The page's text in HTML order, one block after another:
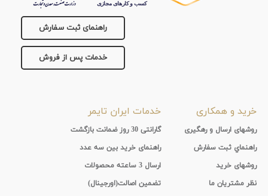
راهنمای ثبت سفارش
خدمات پس از فروش
خرید و همکاری
روشهای ارسال و رهگیری
راهنماي ثبت سفارش
روشهای خرید
نظر مشتریان ما
خدمات ایران تایمر
گارانتی 30 روز ضمانت بازگشت
راهنمای خرید بین سه عدد
ارسال 3 ساعته محصولات
تضمین اصالت(اورجینال)